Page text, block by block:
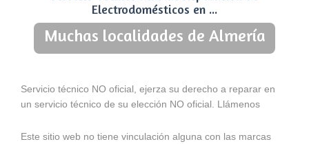
Electrodomésticos en ...
Muchas localidades de Almería
Servicio técnico NO oficial, ejerza su derecho a reparar en
un servicio técnico de su elección NO oficial. Llámenos
Este sitio web no tiene vinculación alguna con las marcas